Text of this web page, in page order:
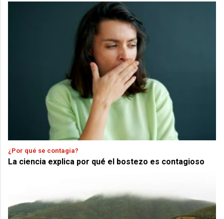
¿Por qué se contagia?
La ciencia explica por qué el bostezo es contagioso